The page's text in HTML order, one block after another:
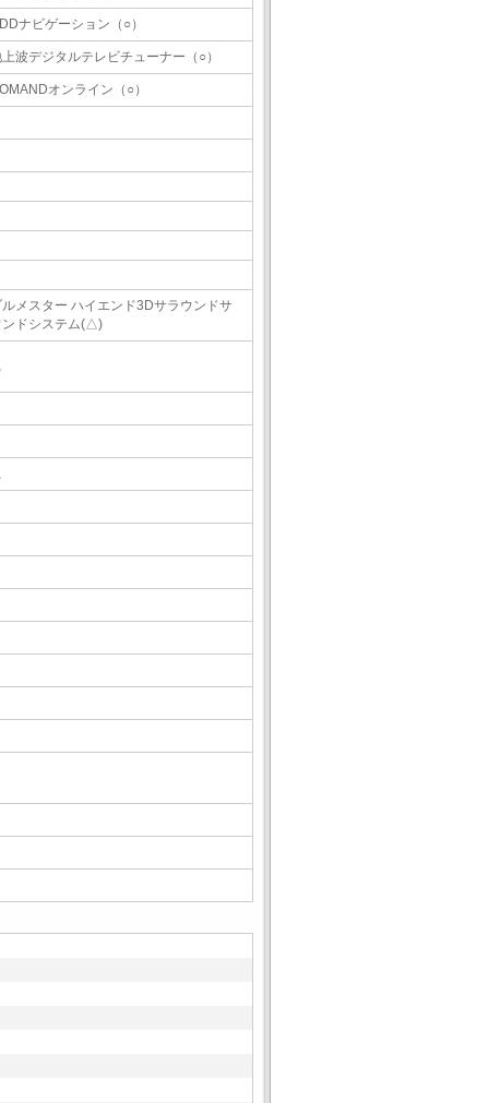
ナビゲーション（○）
波デジタルテレビチューナー（○）
オンライン（○）
メスター ハイエンド3Dサラウンドサ
ンドシステム(△)